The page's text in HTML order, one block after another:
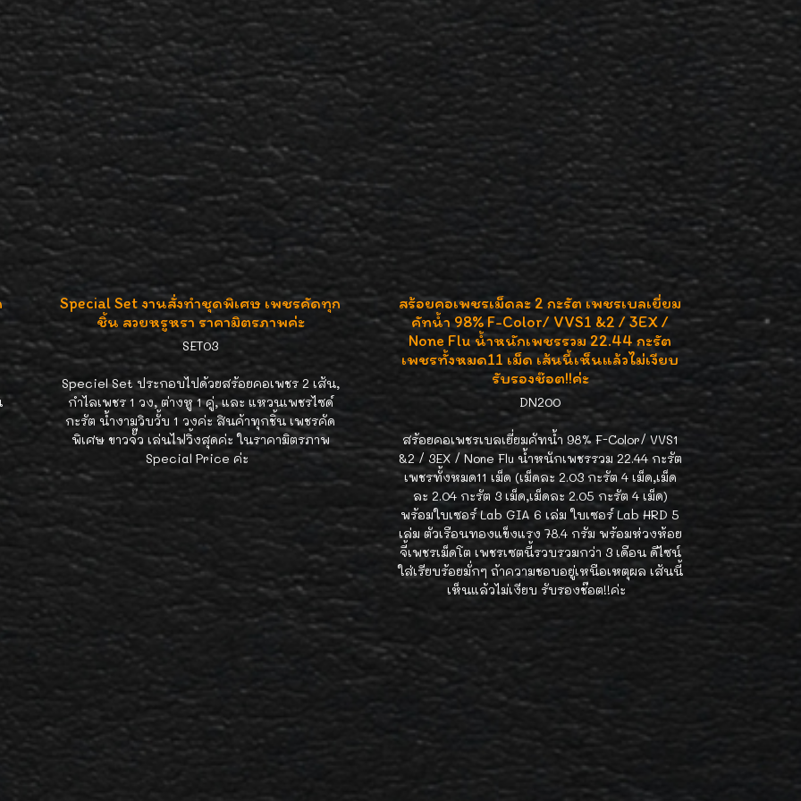
Special Set งานสั่งทำชุดพิเศษ เพชรคัดทุก
ชิ้น สวยหรูหรา ราคามิตรภาพค่ะ
SET03
Speciel Set ประกอบไปด้วยสร้อยคอเพชร 2 เส้น,
กำไลเพชร 1 วง, ต่างหู 1 คู่, และ แหวนเพชรไซด์
กะรัต น้ำงามวิบวั้บ 1 วงค่ะ สินค้าทุกชิ้น เพชรคัด
พิเศษ ขาวจั๊ว เล่นไฟวิ้งสุดค่ะ ในราคามิตรภาพ
Special Price ค่ะ
สร้อยคอเพชรเม็ดละ 2 กะรัต เพชรเบลเยี่ยม
คัทน้ำ 98% F-Color/ VVS1 &2 / 3EX /
None Flu น้ำหนักเพชรรวม 22.44 กะรัต
เพชรทั้งหมด11 เม็ด เส้นนี้เห็นแล้วไม่เงียบ
รับรองช๊อต!!ค่ะ
DN200
สร้อยคอเพชรเบลเยี่ยมคัทน้ำ 98% F-Color/ VVS1
&2 / 3EX / None Flu น้ำหนักเพชรรวม 22.44 กะรัต
เพชรทั้งหมด11 เม็ด (เม็ดละ 2.03 กะรัต 4 เม็ด,เม็ด
ละ 2.04 กะรัต 3 เม็ด,เม็ดละ 2.05 กะรัต 4 เม็ด)
พร้อมใบเซอร์ Lab GIA 6 เล่ม ใบเซอร์ Lab HRD 5
เล่ม ตัวเรือนทองแข็งแรง 78.4 กรัม พร้อมห่วงห้อย
จี้เพชรเม็ดโต เพชรเซตนี้รวบรวมกว่า 3 เดือน ดีไซน์
ใส่เรียบร้อยมั่กๆ ถ้าความชอบอยู่เหนือเหตุผล เส้นนี้
เห็นแล้วไม่เงียบ รับรองช๊อต!!ค่ะ